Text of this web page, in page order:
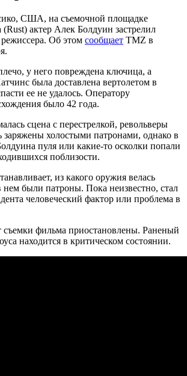
США, на съемочной площадке
(Rust) актер Алек Болдуин застрелил
Об этом сообщает TMZ в
у него повреждена ключица, а
была доставлена вертолетом в
ее не удалось. Оператору
было 42 года.
сцена с перестрелкой, револьверы
холостыми патронами, однако в
пуля или какие-то осколки попали
поблизости.
из какого оружия велась
нем были патроны. Пока неизвестно, стал
человеческий фактор или проблема в
фильма приостановлены. Раненый
находится в критическом состоянии.